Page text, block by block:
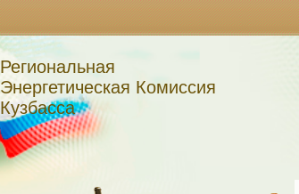
Региональная
Энергетическая Комиссия
Кузбасса